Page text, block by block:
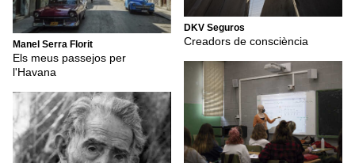
Manel Serra Florit
Els meus passejos per
l'Havana
DKV Seguros
Creadors de consciència